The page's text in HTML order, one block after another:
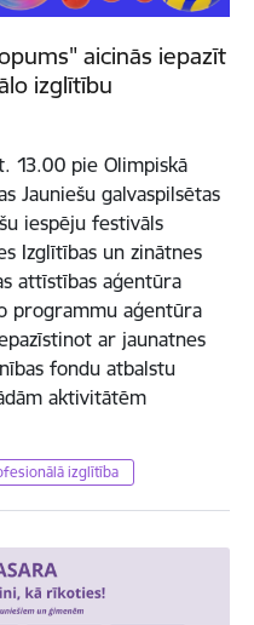
aicinās iepazīt
izglītību
13.00 pie Olimpiskā
Jauniešu galvaspilsētas
iespēju festivāls
Izglītības un zinātnes
attīstības aģentūra
programmu aģentūra
ar jaunatnes
fondu atbalstu
aktivitātēm
izglītība